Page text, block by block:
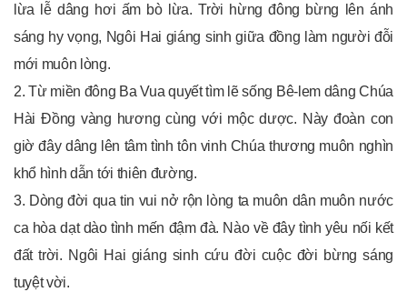
lừa lễ dâng hơi ấm bò lừa. Trời hừng đông bừng lên ánh
sáng hy vọng, Ngôi Hai giáng sinh giữa đồng làm người đỗi
mới muôn lòng.
2. Từ miền đông Ba Vua quyết tìm lẽ sống Bê-lem dâng Chúa
Hài Đồng vàng hương cùng với mộc dược. Này đoàn con
giờ đây dâng lên tâm tình tôn vinh Chúa thương muôn nghìn
khổ hình dẫn tới thiên đường.
3. Dòng đời qua tin vui nở rộn lòng ta muôn dân muôn nước
ca hòa dạt dào tình mến đậm đà. Nào về đây tình yêu nối kết
đất trời. Ngôi Hai giáng sinh cứu đời cuộc đời bừng sáng
tuyệt vời.